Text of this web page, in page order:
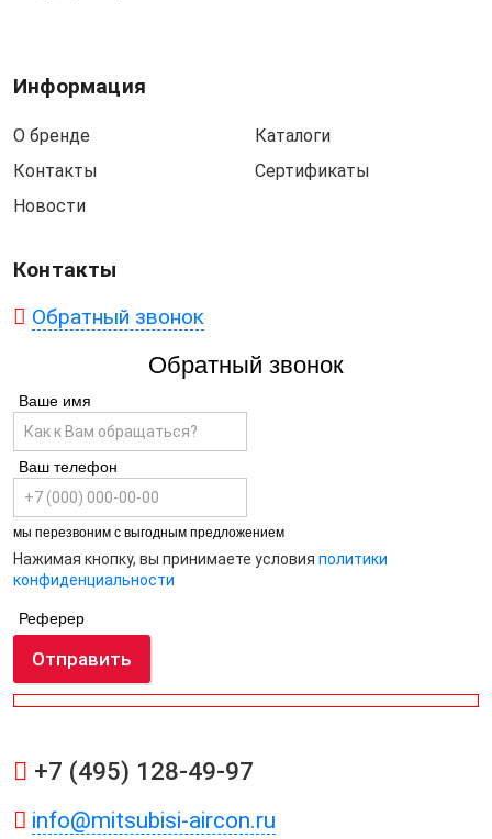
Информация
О бренде
Контакты
Новости
Каталоги
Сертификаты
Контакты
Обратный звонок
Обратный звонок
Ваше имя
Ваш телефон
мы перезвоним с выгодным предложением
Нажимая кнопку, вы принимаете условия политики
конфиденциальности
Реферер
Отправить
+7 (495) 128-49-97
info@mitsubisi-aircon.ru